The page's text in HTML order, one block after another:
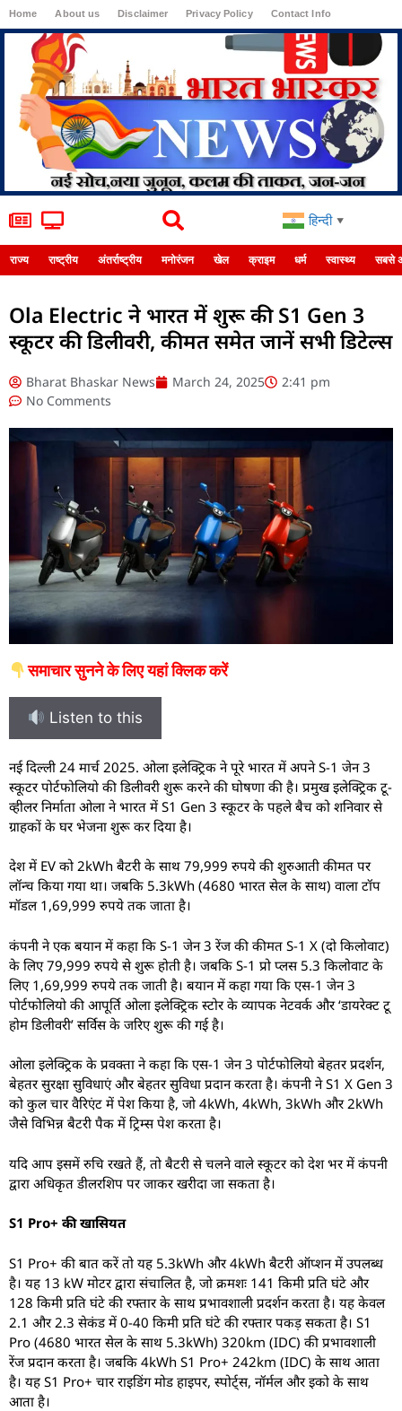
Home About us Disclaimer Privacy Policy Contact Info
हिन्दी ▼
राज्य राष्ट्रीय अंतर्राष्ट्रीय मनोरंजन खेल क्राइम धर्म स्वास्थ्य सबसे
Ola Electric ने भारत में शुरू की S1 Gen 3
स्कूटर की डिलीवरी, कीमत समेत जानें सभी डिटेल्स
Bharat Bhaskar News March 24, 2025
2:41 pm
No Comments
समाचार सुनने के लिए यहां क्लिक करें
Listen to this
नई दिल्ली 24 मार्च 2025. ओला इलेक्ट्रिक ने पूरे भारत में अपने S-1 जेन 3
स्कूटर पोर्टफोलियो की डिलीवरी शुरू करने की घोषणा की है। प्रमुख इलेक्ट्रिक टू-
व्हीलर निर्माता ओला ने भारत में S1 Gen 3 स्कूटर के पहले बैच को शनिवार से
ग्राहकों के घर भेजना शुरू कर दिया है।
देश में EV को 2kWh बैटरी के साथ 79,999 रुपये की शुरुआती कीमत पर
लॉन्च किया गया था। जबकि 5.3kWh (4680 भारत सेल के साथ) वाला टॉप
मॉडल 1,69,999 रुपये तक जाता है।
कंपनी ने एक बयान में कहा कि S-1 जेन 3 रेंज की कीमत S-1 X (दो किलोवाट)
के लिए 79,999 रुपये से शुरू होती है। जबकि S-1 प्रो प्लस 5.3 किलोवाट के
लिए 1,69,999 रुपये तक जाती है। बयान में कहा गया कि एस-1 जेन 3
पोर्टफोलियो की आपूर्ति ओला इलेक्ट्रिक स्टोर के व्यापक नेटवर्क और ‘डायरेक्ट टू
होम डिलीवरी’ सर्विस के जरिए शुरू की गई है।
ओला इलेक्ट्रिक के प्रवक्ता ने कहा कि एस-1 जेन 3 पोर्टफोलियो बेहतर प्रदर्शन,
बेहतर सुरक्षा सुविधाएं और बेहतर सुविधा प्रदान करता है। कंपनी ने S1 X Gen 3
को कुल चार वैरिएंट में पेश किया है, जो 4kWh, 4kWh, 3kWh और 2kWh
जैसे विभिन्न बैटरी पैक में ट्रिम्स पेश करता है।
यदि आप इसमें रुचि रखते हैं, तो बैटरी से चलने वाले स्कूटर को देश भर में कंपनी
द्वारा अधिकृत डीलरशिप पर जाकर खरीदा जा सकता है।
S1 Pro+ की खासियत
S1 Pro+ की बात करें तो यह 5.3kWh और 4kWh बैटरी ऑप्शन में उपलब्ध
है। यह 13 kW मोटर द्वारा संचालित है, जो क्रमशः 141 किमी प्रति घंटे और
128 किमी प्रति घंटे की रफ्तार के साथ प्रभावशाली प्रदर्शन करता है। यह केवल
2.1 और 2.3 सेकंड में 0-40 किमी प्रति घंटे की रफ्तार पकड़ सकता है। S1
Pro (4680 भारत सेल के साथ 5.3kWh) 320km (IDC) की प्रभावशाली
रेंज प्रदान करता है। जबकि 4kWh S1 Pro+ 242km (IDC) के साथ आता
है। यह S1 Pro+ चार राइडिंग मोड हाइपर, स्पोर्ट्स, नॉर्मल और इको के साथ
आता है।